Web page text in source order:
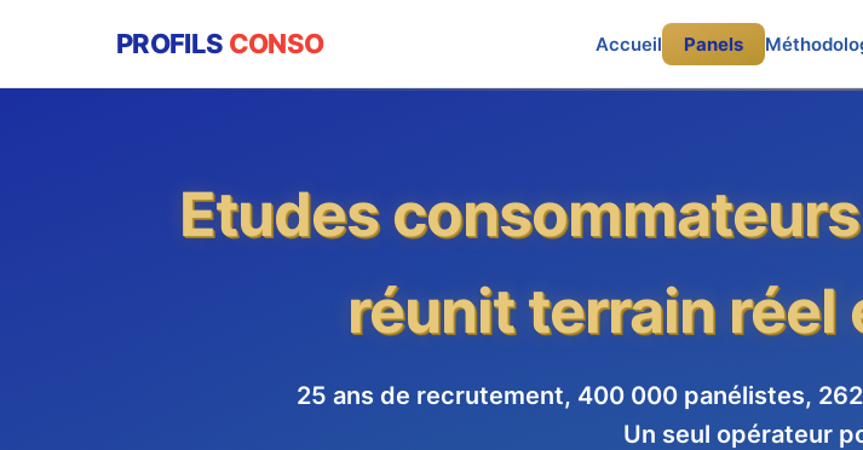
PROFILS CONSO Accueil Panels
Etudes
réunit terrain réel
25 ans de recrutement, 400 000 panélistes,
Un seul opérateur